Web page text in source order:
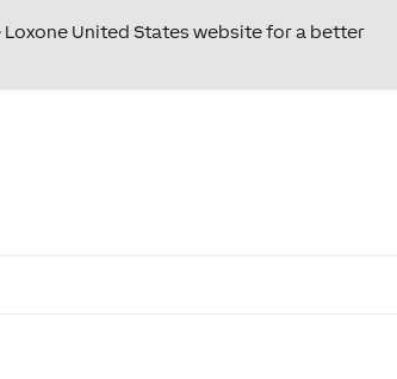
United States website for a better